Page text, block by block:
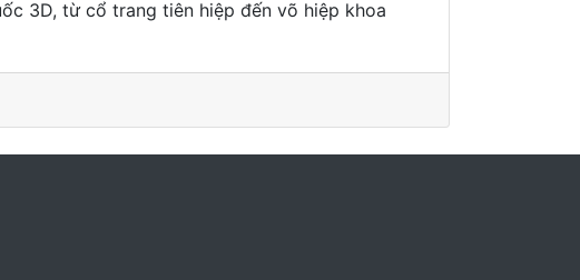
3D, từ cổ trang tiên hiệp đến võ hiệp khoa